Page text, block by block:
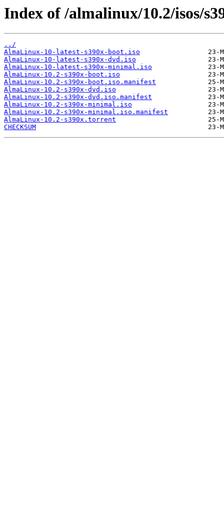
Index of /almalinux/10.2/isos/
../
AlmaLinux-10-latest-s390x-boot.iso
AlmaLinux-10-latest-s390x-dvd.iso
AlmaLinux-10-latest-s390x-minimal.iso
AlmaLinux-10.2-s390x-boot.iso
AlmaLinux-10.2-s390x-boot.iso.manifest
AlmaLinux-10.2-s390x-dvd.iso
AlmaLinux-10.2-s390x-dvd.iso.manifest
AlmaLinux-10.2-s390x-minimal.iso
AlmaLinux-10.2-s390x-minimal.iso.manifest
AlmaLinux-10.2-s390x.torrent
CHECKSUM